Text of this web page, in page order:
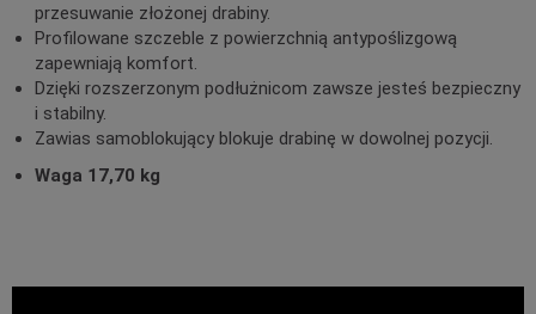
przesuwanie złożonej drabiny.
Profilowane szczeble z powierzchnią antypoślizgową
zapewniają komfort.
Dzięki rozszerzonym podłużnicom zawsze jesteś bezpieczny
i stabilny.
Zawias samoblokujący blokuje drabinę w dowolnej pozycji.
Waga 17,70 kg